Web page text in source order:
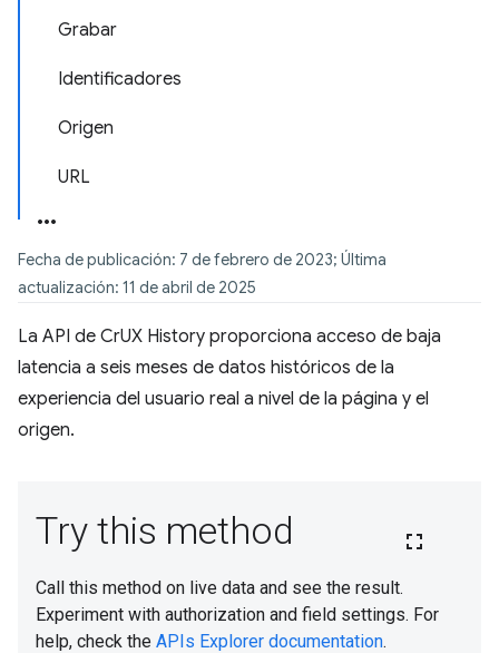
Grabar
Identificadores
Origen
URL
Fecha de publicación: 7 de febrero de 2023; Última
actualización: 11 de abril de 2025
La API de CrUX History proporciona acceso de baja
latencia a seis meses de datos históricos de la
experiencia del usuario real a nivel de la página y el
origen.